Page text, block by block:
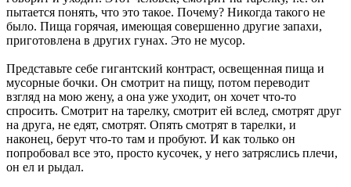
пытается понять, что это такое. Почему? Никогда такого не
было. Пища горячая, имеющая совершенно другие запахи,
приготовлена в других гунах. Это не мусор.
Представьте себе гигантский контраст, освещенная пища и
мусорные бочки. Он смотрит на пищу, потом переводит
взгляд на мою жену, а она уже уходит, он хочет что-то
спросить. Смотрит на тарелку, смотрит ей вслед, смотрят друг
на друга, не едят, смотрят. Опять смотрят в тарелки, и
наконец, берут что-то там и пробуют. И как только он
попробовал все это, просто кусочек, у него затряслись плечи,
он ел и рыдал.